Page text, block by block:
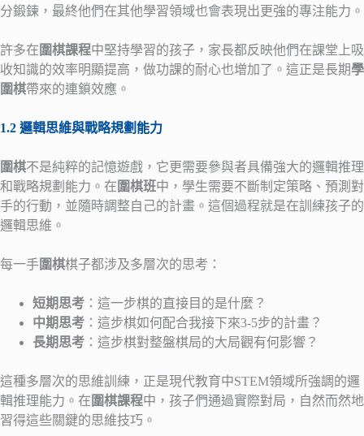
分鍛鍊，最終他們在其他學習領域也會表現出更強的專注能力。
許多在 圍棋課程中堅持學習的孩子，家長都反映他們在課堂上吸
收知識的效率明顯提高，做功課的耐心也增加了。這正是長期學
圍棋帶來的連鎖效應。
1.2 邏輯思維與戰略規劃能力
圍棋不是純粹的記憶遊戲，它更需要參與者具備強大的邏輯推理
和戰略規劃能力。在 圍棋班中，學生需要不斷制定策略、預測對
手的行動，並隨時調整自己的計畫。這個過程就是在訓練孩子的
邏輯思維。
每一手圍棋棋子都涉及多層次的思考：
短期思考 ：這一步棋的直接目的是什麼？
中期思考 ：這步棋如何配合我接下來3-5步的計畫？
長期思考 ：這步棋對整盤棋局的大局觀有何影響？
這種多層次的思維訓練，正是現代教育中STEM領域所強調的邏
輯推理能力。在 圍棋課程中，孩子們通過實際對局，自然而然地
習得這些關鍵的思維技巧。